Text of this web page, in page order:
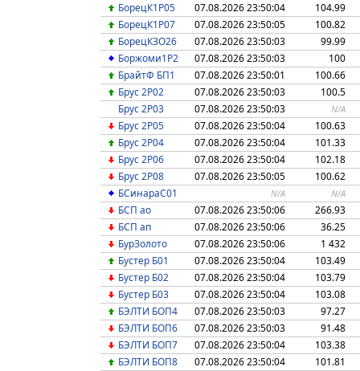
БорецК1Р05
07.08.2026 23:50:04
104.99
БорецК1Р07
07.08.2026 23:50:05
100.82
БорецКЗО26
07.08.2026 23:50:03
99.99
Боржоми1Р2
07.08.2026 23:50:03
100
БрайтФ БП1
07.08.2026 23:50:01
100.66
Брус 2P02
07.08.2026 23:50:03
100.5
Брус 2P03
07.08.2026 23:50:03 N/A
Брус 2P05 07.08.2026 23:50:04
100.63
Брус 2Р04
07.08.2026 23:50:04
101.33
Брус 2Р06
07.08.2026 23:50:04
102.18
Брус 2Р08
07.08.2026 23:50:05
100.62
БСинараС01
N/A N/A
БСП ао 07.08.2026 23:50:06
266.93
БСП ап
07.08.2026 23:50:06
36.25
БурЗолото
07.08.2026 23:50:06
1 432
Бустер Б01
07.08.2026 23:50:04
103.49
Бустер Б02
07.08.2026 23:50:04
103.79
Бустер Б03
07.08.2026 23:50:04
103.08
БЭЛТИ БОП4
07.08.2026 23:50:03
97.27
БЭЛТИ БОП6
07.08.2026 23:50:03
91.48
БЭЛТИ БОП7
07.08.2026 23:50:04
103.38
БЭЛТИ БОП8
07.08.2026 23:50:04
101.81